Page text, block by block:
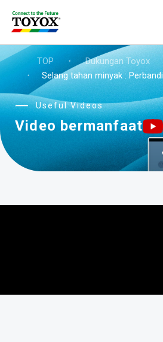
TOP ・ Dukungan Toyox
・
Selang tahan minyak :
Useful Videos
Video bermanfaat